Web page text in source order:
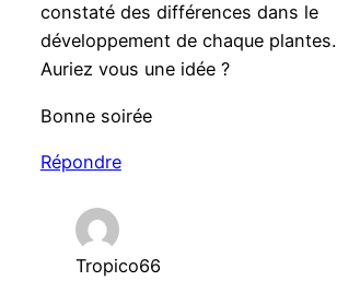
constaté des différences dans le
développement de chaque plantes.
Auriez vous une idée ?
Bonne soirée
Répondre
Tropico66